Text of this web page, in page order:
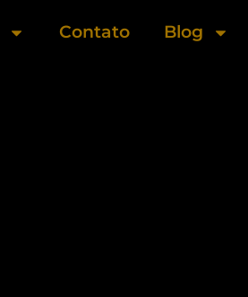
Contato Blog